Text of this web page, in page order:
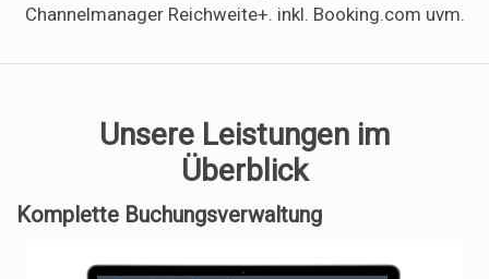
Channelmanager Reichweite+. inkl. Booking.com uvm.
Unsere Leistungen im
Überblick
Komplette Buchungsverwaltung